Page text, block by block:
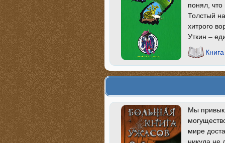
понял,
Толстый
хитрого
Уткин –
Мы
мире
никуда не